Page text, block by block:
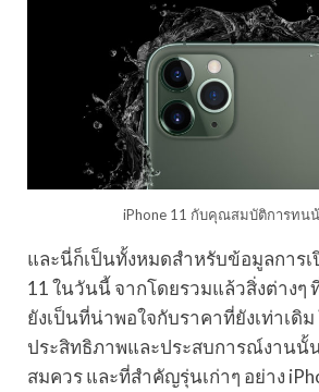
iPhone 11 กับคุณสมบัติการทน
และนี่ก็เป็นทั้งหมดสำหรับข้อมูลการเ
11 ในวันนี้ จากโดยรวมแล้วสิ่งต่างๆ
ยังเป็นที่น่าพอใจกับราคาที่ยังเท่าเดิ
ประสิทธิภาพและประสบการณ์งานนั้
สมควร และที่สำคัญรุ่นเก่าๆ อย่าง